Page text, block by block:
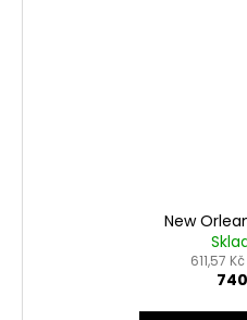
New
611,57